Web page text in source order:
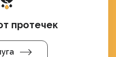
протечек